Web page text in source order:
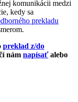
komunikácii medzi
kedy sa
prekladu
preklad z/do
nám napísaťalebo